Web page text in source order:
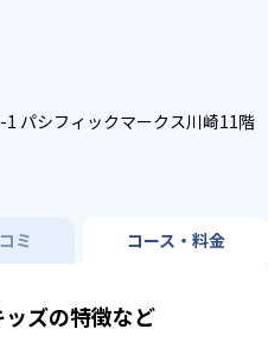
パシフィックマークス川崎11階
ミ コース・料金
ズの特徴など